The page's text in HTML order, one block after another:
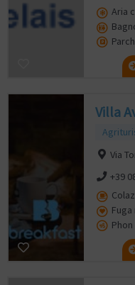
Aria
Villa
Via
+39